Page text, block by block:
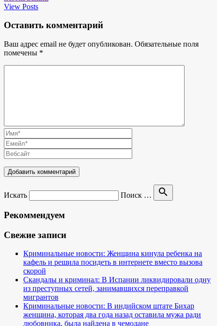
View Posts
Оставить комментарий
Ваш адрес email не будет опубликован. Обязательные поля
помечены *
Искать Поиск … search
Рекоммендуем
Свежие записи
Криминальные новости: Женщина кинула ребенка на
кафель и решила посидеть в интернете вместо вызова
скорой
Скандалы и криминал: В Испании ликвидировали одну
из преступных сетей, занимавшихся переправкой
мигрантов
Криминальные новости: В индийском штате Бихар
женщина, которая два года назад оставила мужа ради
любовника, была найдена в чемодане